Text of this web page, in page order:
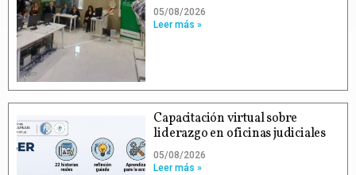
05/08/2026
Leer más »
Capacitación virtual sobre
liderazgo en oficinas judiciales
05/08/2026
Leer más »